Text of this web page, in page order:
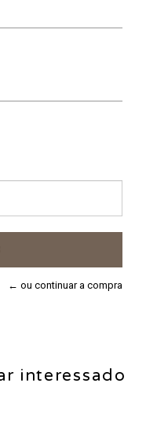
← ou continuar a compra
interessado